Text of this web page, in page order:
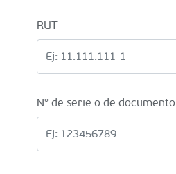
RUT
N° de serie o de documento